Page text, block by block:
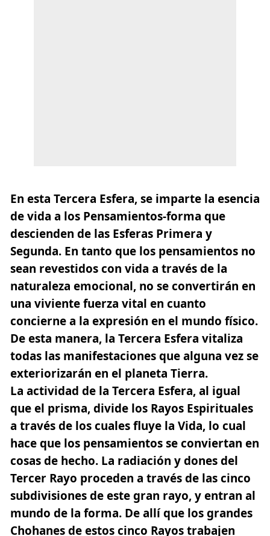
En esta Tercera Esfera,se imparte la esencia
de vida a los Pensamientos-forma que
descienden de las Esferas Primera y
Segunda. En tanto que los pensamientos no
sean revestidos con vida a través de la
naturaleza emocional, no se convertirán en
una viviente fuerza vital en cuanto
concierne a la expresión en el mundo físico.
De esta manera, la Tercera Esfera vitaliza
todas las manifestaciones que alguna vez se
exteriorizarán en el planeta Tierra.
La actividad de la Tercera Esfera, al igual
que el prisma, divide los Rayos Espirituales
a través de los cuales fluye la Vida, lo cual
hace que los pensamientos se conviertan en
cosas de hecho. La radiación y dones del
Tercer Rayo proceden a través de las cinco
subdivisiones de este gran rayo, y entran al
mundo de la forma. De allí que los grandes
Chohanes de estos cinco Rayos trabajen